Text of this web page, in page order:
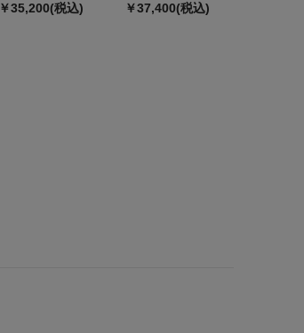
￥35,200(税込) ￥37,400(税込)